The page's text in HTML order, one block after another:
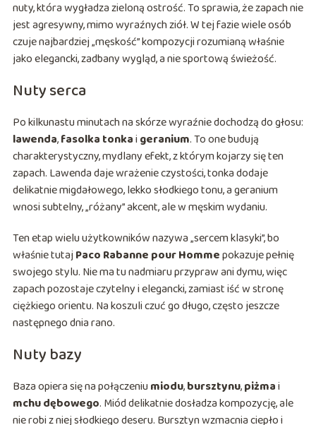
nuty, która wygładza zieloną ostrość. To sprawia, że zapach nie
jest agresywny, mimo wyraźnych ziół. W tej fazie wiele osób
czuje najbardziej „męskość” kompozycji rozumianą właśnie
jako elegancki, zadbany wygląd, a nie sportową świeżość.
Nuty serca
Po kilkunastu minutach na skórze wyraźnie dochodzą do głosu:
lawenda,fasolka tonkai geranium. To one budują
charakterystyczny, mydlany efekt, z którym kojarzy się ten
zapach. Lawenda daje wrażenie czystości, tonka dodaje
delikatnie migdałowego, lekko słodkiego tonu, a geranium
wnosi subtelny, „różany” akcent, ale w męskim wydaniu.
Ten etap wielu użytkowników nazywa „sercem klasyki”, bo
właśnie tutajPaco Rabanne pour Hommepokazuje pełnię
swojego stylu. Nie ma tu nadmiaru przypraw ani dymu, więc
zapach pozostaje czytelny i elegancki, zamiast iść w stronę
ciężkiego orientu. Na koszuli czuć go długo, często jeszcze
następnego dnia rano.
Nuty bazy
Baza opiera się na połączeniumiodu,bursztynu,piżmai
mchu dębowego. Miód delikatnie dosładza kompozycję, ale
nie robi z niej słodkiego deseru. Bursztyn wzmacnia ciepło i